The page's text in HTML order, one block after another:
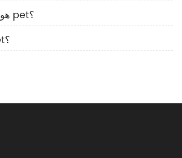
3. هل bopet هو نفس pet؟
4. ما هو فيلم bopet؟